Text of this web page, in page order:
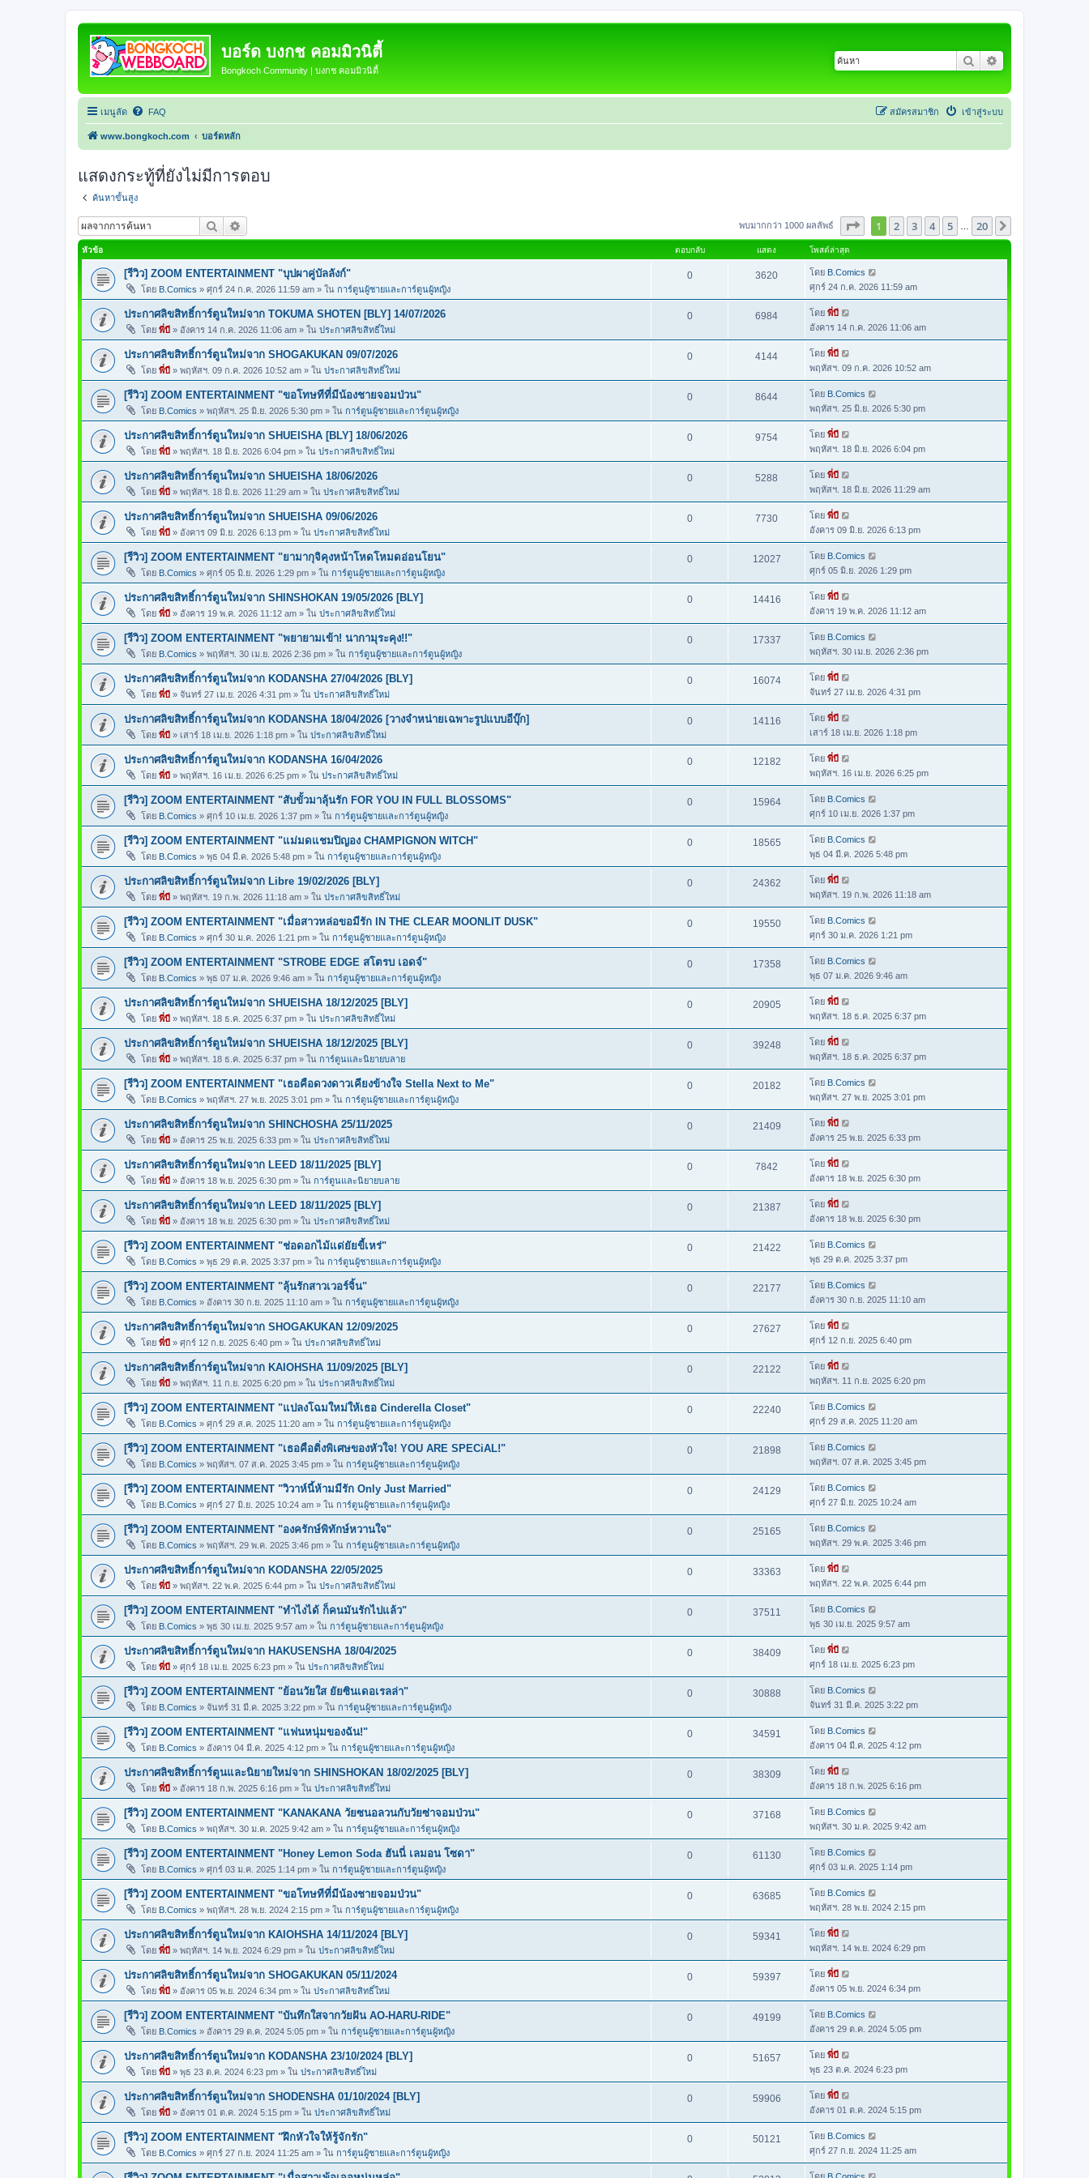
บอร์ด บงกช คอมมิวนิตี้
Bongkoch Community | บงกช คอมมิวนิตี้
ค้นหา
เมนูลัด FAQ เข้าสู่ระบบ
สมัครสมาชิก
www.bongkoch.com บอร์ดหลัก
แสดงกระทู้ที่ยังไม่มีการตอบ
ค้นหาขั้นสูง
ค้นหา พบมากกว่า 1000 ผลลัพธ์ หน้า จากทั้งหมด 20
1 2 3 4 5 20
หัวข้อ ตอบกลับ แสดง โพสต์ล่าสุด
[รีวิว] ZOOM ENTERTAINMENT "บุปผาคู่บัลลังก์"
โดย B.Comics » ศุกร์ 24 ก.ค. 2026 11:59 am » ใน การ์ตูนผู้ชายและการ์ตูนผู้หญิง
0 3620 โดย B.Comics
ศุกร์ 24 ก.ค. 2026 11:59 am
ประกาศลิขสิทธิ์การ์ตูนใหม่จาก TOKUMA SHOTEN [BLY] 14/07/2026
โดย พี่บี » อังคาร 14 ก.ค. 2026 11:06 am » ใน ประกาศลิขสิทธิ์ใหม่
0 6984 โดย พี่บี
อังคาร 14 ก.ค. 2026 11:06 am
ประกาศลิขสิทธิ์การ์ตูนใหม่จาก SHOGAKUKAN 09/07/2026
โดย พี่บี » พฤหัสฯ. 09 ก.ค. 2026 10:52 am » ใน ประกาศลิขสิทธิ์ใหม่
0 4144 โดย พี่บี
พฤหัสฯ. 09 ก.ค. 2026 10:52 am
[รีวิว] ZOOM ENTERTAINMENT "ขอโทษทีที่มีน้องชายจอมป่วน"
โดย B.Comics » พฤหัสฯ. 25 มิ.ย. 2026 5:30 pm » ใน การ์ตูนผู้ชายและการ์ตูนผู้หญิง
0 8644 โดย B.Comics
พฤหัสฯ. 25 มิ.ย. 2026 5:30 pm
ประกาศลิขสิทธิ์การ์ตูนใหม่จาก SHUEISHA [BLY] 18/06/2026
โดย พี่บี » พฤหัสฯ. 18 มิ.ย. 2026 6:04 pm » ใน ประกาศลิขสิทธิ์ใหม่
0 9754 โดย พี่บี
พฤหัสฯ. 18 มิ.ย. 2026 6:04 pm
ประกาศลิขสิทธิ์การ์ตูนใหม่จาก SHUEISHA 18/06/2026
โดย พี่บี » พฤหัสฯ. 18 มิ.ย. 2026 11:29 am » ใน ประกาศลิขสิทธิ์ใหม่
0 5288 โดย พี่บี
พฤหัสฯ. 18 มิ.ย. 2026 11:29 am
ประกาศลิขสิทธิ์การ์ตูนใหม่จาก SHUEISHA 09/06/2026
โดย พี่บี » อังคาร 09 มิ.ย. 2026 6:13 pm » ใน ประกาศลิขสิทธิ์ใหม่
0 7730 โดย พี่บี
อังคาร 09 มิ.ย. 2026 6:13 pm
[รีวิว] ZOOM ENTERTAINMENT "ยามากุจิคุงหน้าโหดโหมดอ่อนโยน"
โดย B.Comics » ศุกร์ 05 มิ.ย. 2026 1:29 pm » ใน การ์ตูนผู้ชายและการ์ตูนผู้หญิง
0 12027 โดย B.Comics
ศุกร์ 05 มิ.ย. 2026 1:29 pm
ประกาศลิขสิทธิ์การ์ตูนใหม่จาก SHINSHOKAN 19/05/2026 [BLY]
โดย พี่บี » อังคาร 19 พ.ค. 2026 11:12 am » ใน ประกาศลิขสิทธิ์ใหม่
0 14416 โดย พี่บี
อังคาร 19 พ.ค. 2026 11:12 am
[รีวิว] ZOOM ENTERTAINMENT "พยายามเข้า! นากามุระคุง!!"
โดย B.Comics » พฤหัสฯ. 30 เม.ย. 2026 2:36 pm » ใน การ์ตูนผู้ชายและการ์ตูนผู้หญิง
0 17337 โดย B.Comics
พฤหัสฯ. 30 เม.ย. 2026 2:36 pm
ประกาศลิขสิทธิ์การ์ตูนใหม่จาก KODANSHA 27/04/2026 [BLY]
โดย พี่บี » จันทร์ 27 เม.ย. 2026 4:31 pm » ใน ประกาศลิขสิทธิ์ใหม่
0 16074 โดย พี่บี
จันทร์ 27 เม.ย. 2026 4:31 pm
ประกาศลิขสิทธิ์การ์ตูนใหม่จาก KODANSHA 18/04/2026 [วางจำหน่ายเฉพาะรูปแบบอีบุ๊ก]
โดย พี่บี » เสาร์ 18 เม.ย. 2026 1:18 pm » ใน ประกาศลิขสิทธิ์ใหม่
0 14116 โดย พี่บี
เสาร์ 18 เม.ย. 2026 1:18 pm
ประกาศลิขสิทธิ์การ์ตูนใหม่จาก KODANSHA 16/04/2026
โดย พี่บี » พฤหัสฯ. 16 เม.ย. 2026 6:25 pm » ใน ประกาศลิขสิทธิ์ใหม่
0 12182 โดย พี่บี
พฤหัสฯ. 16 เม.ย. 2026 6:25 pm
[รีวิว] ZOOM ENTERTAINMENT "สับขั้วมาลุ้นรัก FOR YOU IN FULL BLOSSOMS"
โดย B.Comics » ศุกร์ 10 เม.ย. 2026 1:37 pm » ใน การ์ตูนผู้ชายและการ์ตูนผู้หญิง
0 15964 โดย B.Comics
ศุกร์ 10 เม.ย. 2026 1:37 pm
[รีวิว] ZOOM ENTERTAINMENT "แม่มดแชมปิญอง CHAMPIGNON WITCH"
โดย B.Comics » พุธ 04 มี.ค. 2026 5:48 pm » ใน การ์ตูนผู้ชายและการ์ตูนผู้หญิง
0 18565 โดย B.Comics
พุธ 04 มี.ค. 2026 5:48 pm
ประกาศลิขสิทธิ์การ์ตูนใหม่จาก Libre 19/02/2026 [BLY]
โดย พี่บี » พฤหัสฯ. 19 ก.พ. 2026 11:18 am » ใน ประกาศลิขสิทธิ์ใหม่
0 24362 โดย พี่บี
พฤหัสฯ. 19 ก.พ. 2026 11:18 am
[รีวิว] ZOOM ENTERTAINMENT "เมื่อสาวหล่อขอมีรัก IN THE CLEAR MOONLIT DUSK"
โดย B.Comics » ศุกร์ 30 ม.ค. 2026 1:21 pm » ใน การ์ตูนผู้ชายและการ์ตูนผู้หญิง
0 19550 โดย B.Comics
ศุกร์ 30 ม.ค. 2026 1:21 pm
[รีวิว] ZOOM ENTERTAINMENT "STROBE EDGE สโตรบ เอดจ์"
โดย B.Comics » พุธ 07 ม.ค. 2026 9:46 am » ใน การ์ตูนผู้ชายและการ์ตูนผู้หญิง
0 17358 โดย B.Comics
พุธ 07 ม.ค. 2026 9:46 am
ประกาศลิขสิทธิ์การ์ตูนใหม่จาก SHUEISHA 18/12/2025 [BLY]
โดย พี่บี » พฤหัสฯ. 18 ธ.ค. 2025 6:37 pm » ใน ประกาศลิขสิทธิ์ใหม่
0 20905 โดย พี่บี
พฤหัสฯ. 18 ธ.ค. 2025 6:37 pm
ประกาศลิขสิทธิ์การ์ตูนใหม่จาก SHUEISHA 18/12/2025 [BLY]
โดย พี่บี » พฤหัสฯ. 18 ธ.ค. 2025 6:37 pm » ใน การ์ตูนและนิยายบลาย
0 39248 โดย พี่บี
พฤหัสฯ. 18 ธ.ค. 2025 6:37 pm
[รีวิว] ZOOM ENTERTAINMENT "เธอคือดวงดาวเคียงข้างใจ Stella Next to Me"
โดย B.Comics » พฤหัสฯ. 27 พ.ย. 2025 3:01 pm » ใน การ์ตูนผู้ชายและการ์ตูนผู้หญิง
0 20182 โดย B.Comics
พฤหัสฯ. 27 พ.ย. 2025 3:01 pm
ประกาศลิขสิทธิ์การ์ตูนใหม่จาก SHINCHOSHA 25/11/2025
โดย พี่บี » อังคาร 25 พ.ย. 2025 6:33 pm » ใน ประกาศลิขสิทธิ์ใหม่
0 21409 โดย พี่บี
อังคาร 25 พ.ย. 2025 6:33 pm
ประกาศลิขสิทธิ์การ์ตูนใหม่จาก LEED 18/11/2025 [BLY]
โดย พี่บี » อังคาร 18 พ.ย. 2025 6:30 pm » ใน การ์ตูนและนิยายบลาย
0 7842 โดย พี่บี
อังคาร 18 พ.ย. 2025 6:30 pm
ประกาศลิขสิทธิ์การ์ตูนใหม่จาก LEED 18/11/2025 [BLY]
โดย พี่บี » อังคาร 18 พ.ย. 2025 6:30 pm » ใน ประกาศลิขสิทธิ์ใหม่
0 21387 โดย พี่บี
อังคาร 18 พ.ย. 2025 6:30 pm
[รีวิว] ZOOM ENTERTAINMENT "ช่อดอกไม้แด่ยัยขี้เหร่"
โดย B.Comics » พุธ 29 ต.ค. 2025 3:37 pm » ใน การ์ตูนผู้ชายและการ์ตูนผู้หญิง
0 21422 โดย B.Comics
พุธ 29 ต.ค. 2025 3:37 pm
[รีวิว] ZOOM ENTERTAINMENT "ลุ้นรักสาวเวอร์จิ้น"
โดย B.Comics » อังคาร 30 ก.ย. 2025 11:10 am » ใน การ์ตูนผู้ชายและการ์ตูนผู้หญิง
0 22177 โดย B.Comics
อังคาร 30 ก.ย. 2025 11:10 am
ประกาศลิขสิทธิ์การ์ตูนใหม่จาก SHOGAKUKAN 12/09/2025
โดย พี่บี » ศุกร์ 12 ก.ย. 2025 6:40 pm » ใน ประกาศลิขสิทธิ์ใหม่
0 27627 โดย พี่บี
ศุกร์ 12 ก.ย. 2025 6:40 pm
ประกาศลิขสิทธิ์การ์ตูนใหม่จาก KAIOHSHA 11/09/2025 [BLY]
โดย พี่บี » พฤหัสฯ. 11 ก.ย. 2025 6:20 pm » ใน ประกาศลิขสิทธิ์ใหม่
0 22122 โดย พี่บี
พฤหัสฯ. 11 ก.ย. 2025 6:20 pm
[รีวิว] ZOOM ENTERTAINMENT "แปลงโฉมใหม่ให้เธอ Cinderella Closet"
โดย B.Comics » ศุกร์ 29 ส.ค. 2025 11:20 am » ใน การ์ตูนผู้ชายและการ์ตูนผู้หญิง
0 22240 โดย B.Comics
ศุกร์ 29 ส.ค. 2025 11:20 am
[รีวิว] ZOOM ENTERTAINMENT "เธอคือติ่งพิเศษของหัวใจ! YOU ARE SPECiAL!"
โดย B.Comics » พฤหัสฯ. 07 ส.ค. 2025 3:45 pm » ใน การ์ตูนผู้ชายและการ์ตูนผู้หญิง
0 21898 โดย B.Comics
พฤหัสฯ. 07 ส.ค. 2025 3:45 pm
[รีวิว] ZOOM ENTERTAINMENT "วิวาห์นี้ห้ามมีรัก Only Just Married"
โดย B.Comics » ศุกร์ 27 มิ.ย. 2025 10:24 am » ใน การ์ตูนผู้ชายและการ์ตูนผู้หญิง
0 24129 โดย B.Comics
ศุกร์ 27 มิ.ย. 2025 10:24 am
[รีวิว] ZOOM ENTERTAINMENT "องครักษ์พิทักษ์หวานใจ"
โดย B.Comics » พฤหัสฯ. 29 พ.ค. 2025 3:46 pm » ใน การ์ตูนผู้ชายและการ์ตูนผู้หญิง
0 25165 โดย B.Comics
พฤหัสฯ. 29 พ.ค. 2025 3:46 pm
ประกาศลิขสิทธิ์การ์ตูนใหม่จาก KODANSHA 22/05/2025
โดย พี่บี » พฤหัสฯ. 22 พ.ค. 2025 6:44 pm » ใน ประกาศลิขสิทธิ์ใหม่
0 33363 โดย พี่บี
พฤหัสฯ. 22 พ.ค. 2025 6:44 pm
[รีวิว] ZOOM ENTERTAINMENT "ทำไงได้ ก็คนมันรักไปแล้ว"
โดย B.Comics » พุธ 30 เม.ย. 2025 9:57 am » ใน การ์ตูนผู้ชายและการ์ตูนผู้หญิง
0 37511 โดย B.Comics
พุธ 30 เม.ย. 2025 9:57 am
ประกาศลิขสิทธิ์การ์ตูนใหม่จาก HAKUSENSHA 18/04/2025
โดย พี่บี » ศุกร์ 18 เม.ย. 2025 6:23 pm » ใน ประกาศลิขสิทธิ์ใหม่
0 38409 โดย พี่บี
ศุกร์ 18 เม.ย. 2025 6:23 pm
[รีวิว] ZOOM ENTERTAINMENT "ย้อนวัยใส ยัยซินเดอเรลล่า"
โดย B.Comics » จันทร์ 31 มี.ค. 2025 3:22 pm » ใน การ์ตูนผู้ชายและการ์ตูนผู้หญิง
0 30888 โดย B.Comics
จันทร์ 31 มี.ค. 2025 3:22 pm
[รีวิว] ZOOM ENTERTAINMENT "แฟนหนุ่มของฉัน!"
โดย B.Comics » อังคาร 04 มี.ค. 2025 4:12 pm » ใน การ์ตูนผู้ชายและการ์ตูนผู้หญิง
0 34591 โดย B.Comics
อังคาร 04 มี.ค. 2025 4:12 pm
ประกาศลิขสิทธิ์การ์ตูนและนิยายใหม่จาก SHINSHOKAN 18/02/2025 [BLY]
โดย พี่บี » อังคาร 18 ก.พ. 2025 6:16 pm » ใน ประกาศลิขสิทธิ์ใหม่
0 38309 โดย พี่บี
อังคาร 18 ก.พ. 2025 6:16 pm
[รีวิว] ZOOM ENTERTAINMENT "KANAKANA วัยซนอลวนกับวัยซ่าจอมป่วน"
โดย B.Comics » พฤหัสฯ. 30 ม.ค. 2025 9:42 am » ใน การ์ตูนผู้ชายและการ์ตูนผู้หญิง
0 37168 โดย B.Comics
พฤหัสฯ. 30 ม.ค. 2025 9:42 am
[รีวิว] ZOOM ENTERTAINMENT "Honey Lemon Soda ฮันนี่ เลมอน โซดา"
โดย B.Comics » ศุกร์ 03 ม.ค. 2025 1:14 pm » ใน การ์ตูนผู้ชายและการ์ตูนผู้หญิง
0 61130 โดย B.Comics
ศุกร์ 03 ม.ค. 2025 1:14 pm
[รีวิว] ZOOM ENTERTAINMENT "ขอโทษทีที่มีน้องชายจอมป่วน"
โดย B.Comics » พฤหัสฯ. 28 พ.ย. 2024 2:15 pm » ใน การ์ตูนผู้ชายและการ์ตูนผู้หญิง
0 63685 โดย B.Comics
พฤหัสฯ. 28 พ.ย. 2024 2:15 pm
ประกาศลิขสิทธิ์การ์ตูนใหม่จาก KAIOHSHA 14/11/2024 [BLY]
โดย พี่บี » พฤหัสฯ. 14 พ.ย. 2024 6:29 pm » ใน ประกาศลิขสิทธิ์ใหม่
0 59341 โดย พี่บี
พฤหัสฯ. 14 พ.ย. 2024 6:29 pm
ประกาศลิขสิทธิ์การ์ตูนใหม่จาก SHOGAKUKAN 05/11/2024
โดย พี่บี » อังคาร 05 พ.ย. 2024 6:34 pm » ใน ประกาศลิขสิทธิ์ใหม่
0 59397 โดย พี่บี
อังคาร 05 พ.ย. 2024 6:34 pm
[รีวิว] ZOOM ENTERTAINMENT "บันทึกใสจากวัยฝัน AO-HARU-RIDE"
โดย B.Comics » อังคาร 29 ต.ค. 2024 5:05 pm » ใน การ์ตูนผู้ชายและการ์ตูนผู้หญิง
0 49199 โดย B.Comics
อังคาร 29 ต.ค. 2024 5:05 pm
ประกาศลิขสิทธิ์การ์ตูนใหม่จาก KODANSHA 23/10/2024 [BLY]
โดย พี่บี » พุธ 23 ต.ค. 2024 6:23 pm » ใน ประกาศลิขสิทธิ์ใหม่
0 51657 โดย พี่บี
พุธ 23 ต.ค. 2024 6:23 pm
ประกาศลิขสิทธิ์การ์ตูนใหม่จาก SHODENSHA 01/10/2024 [BLY]
โดย พี่บี » อังคาร 01 ต.ค. 2024 5:15 pm » ใน ประกาศลิขสิทธิ์ใหม่
0 59906 โดย พี่บี
อังคาร 01 ต.ค. 2024 5:15 pm
[รีวิว] ZOOM ENTERTAINMENT "ฝึกหัวใจให้รู้จักรัก"
โดย B.Comics » ศุกร์ 27 ก.ย. 2024 11:25 am » ใน การ์ตูนผู้ชายและการ์ตูนผู้หญิง
0 50121 โดย B.Comics
ศุกร์ 27 ก.ย. 2024 11:25 am